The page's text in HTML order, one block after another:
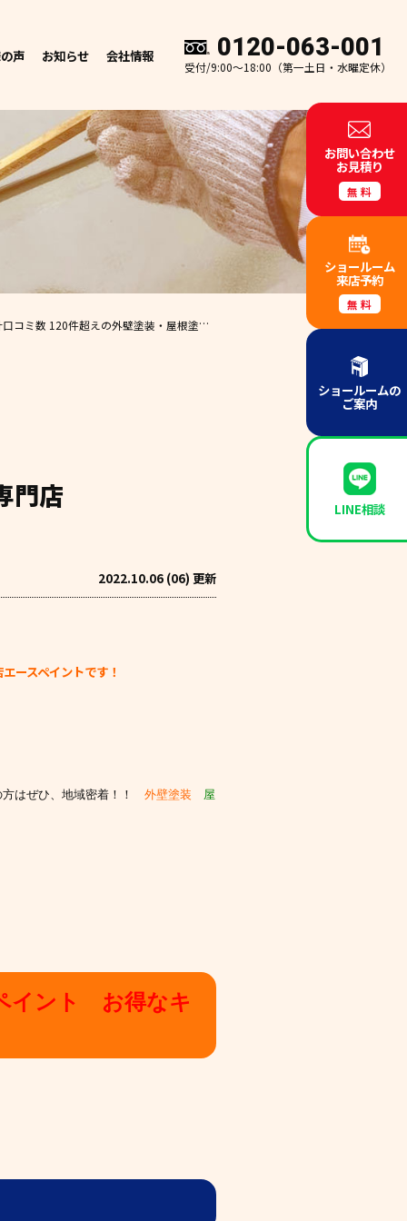
声 お知らせ 会社情報 0120-063-001
受付/9:00～18:00（第一土日・水曜定休）
コミ数 120件超えの外壁塗装・屋根塗装・雨漏り専門店 【外壁塗装 屋根塗装
門店
2022.10.06 (06) 更新
ースペイントです！
はぜひ、 地域密着！！ 外壁塗装
屋
イント お得なキ
お問い合わせ
お見積り
無料
ショールーム
来店予約
無料
ショールームの
ご案内
LINE相談